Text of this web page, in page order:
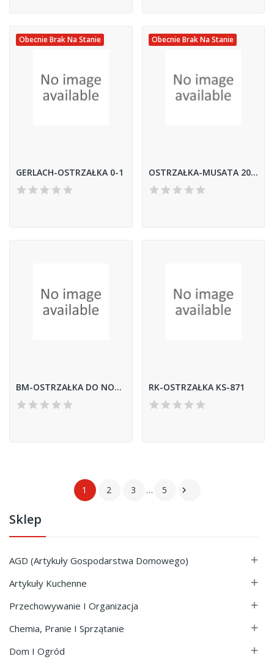
Sklep
AGD (Artykuły Gospodarstwa Domowego) 
Artykuły Kuchenne 
Przechowywanie I Organizacja 
Chemia, Pranie I Sprzątanie 
Dom I Ogród 
Obecnie Brak Na Stanie
GERLACH-OSTRZAŁKA 0-1
Obecnie Brak Na Stanie
OSTRZAŁKA-MUSATA 205-200
BM-OSTRZAŁKA DO NOŻY KAMIENNA RK-OSTRZAŁKA KS-871
1 2 3 … 5 